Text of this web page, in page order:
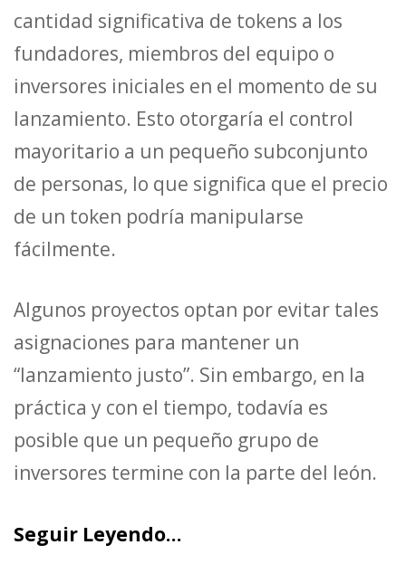
cantidad significativa de tokens a los
fundadores, miembros del equipo o
inversores iniciales en el momento de su
lanzamiento. Esto otorgaría el control
mayoritario a un pequeño subconjunto
de personas, lo que significa que el precio
de un token podría manipularse
fácilmente.
Algunos proyectos optan por evitar tales
asignaciones para mantener un
“lanzamiento justo”. Sin embargo, en la
práctica y con el tiempo, todavía es
posible que un pequeño grupo de
inversores termine con la parte del león.
Seguir Leyendo…